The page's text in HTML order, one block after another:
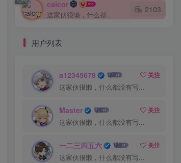
caicor
这家伙很懒，什么都没有写...
2103
用户列表
a12345678
关注
这家伙很懒，什么都没有写...
Master
关注
这家伙很懒，什么都没有写...
一二三四五六
关注
这家伙很懒，什么都没有写...